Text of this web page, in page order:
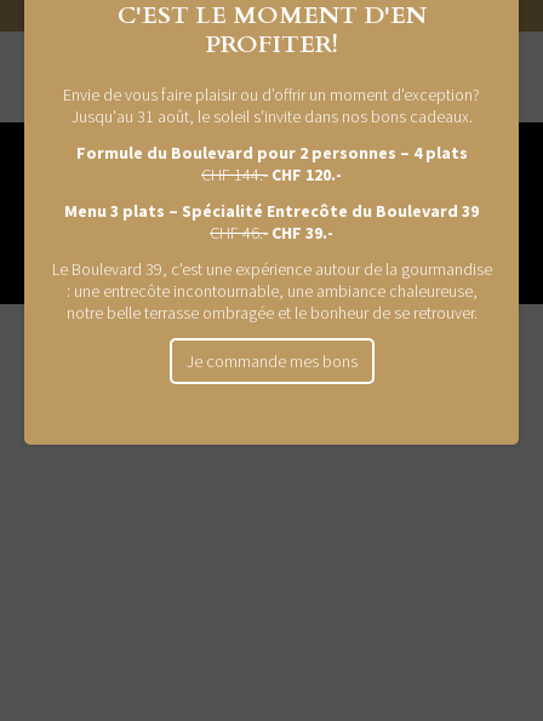
C'EST LE MOMENT D'EN
PROFITER!
Envie de vous faire plaisir ou d’offrir un moment d'exception?
Jusqu'au 31 août, le soleil s'invite dans nos bons cadeaux.
Formule du Boulevard pour 2 personnes – 4 plats
CHF 144.- CHF 120.-
Menu 3 plats – Spécialité Entrecôte du Boulevard 39
CHF 46.- CHF 39.-
Le Boulevard 39, c'est une expérience autour de la gourmandise
: une entrecôte incontournable, une ambiance chaleureuse,
notre belle terrasse ombragée et le bonheur de se retrouver.
Je commande mes bons
leboulevard.ch
2026 © | Restaurant Le Boulevard Sàrl
Création
site
Internet